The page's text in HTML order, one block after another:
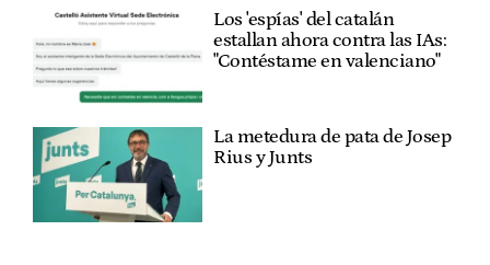
Los 'espías' del catalán
estallan ahora contra las IAs:
"Contéstame en valenciano"
La metedura de pata de Josep
Rius y Junts